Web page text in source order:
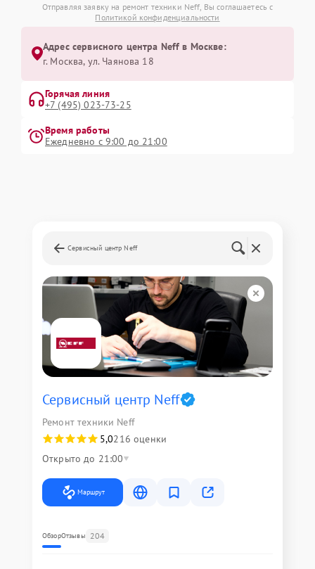
Отправляя заявку на ремонт техники Neff, Вы соглашаетесь с
Политикой конфиденциальности
Адрес сервисного центра Neff в Москве:
г. Москва, ул. Чаянова 18
Горячая линия
+7 (495) 023-73-25
Время работы
Ежедневно с 9:00 до 21:00
Сервисный центр Neff
Сервисный центр Neff
Ремонт техники Neff
5,0216 оценки
Открыто до 21:00
Маршрут
ОбзорОтзывы 204